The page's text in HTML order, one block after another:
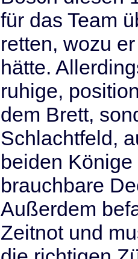
für das Team
retten, wozu
hätte.
ruhige,
dem Brett,
Schlachtfeld,
beiden
brauchbare
Außerdem
Zeitnot und